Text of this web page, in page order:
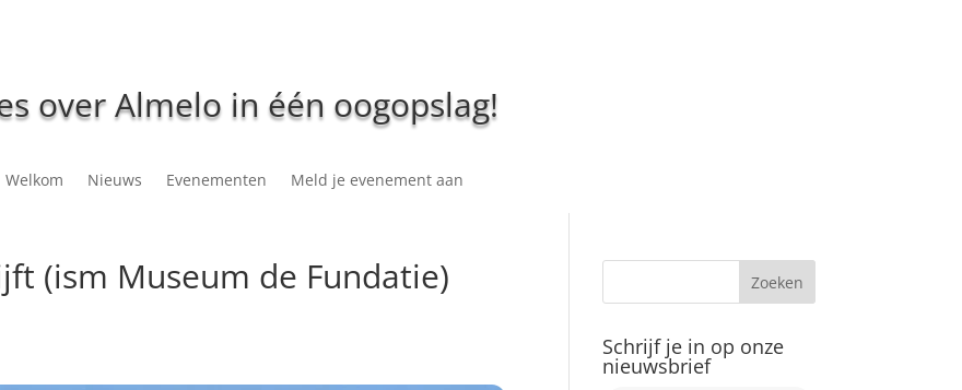
over Almelo in één oogopslag!
Welkom Nieuws Evenementen Meld je evenement aan
(ism Museum de Fundatie)
Schrijf je in op onze
nieuwsbrief